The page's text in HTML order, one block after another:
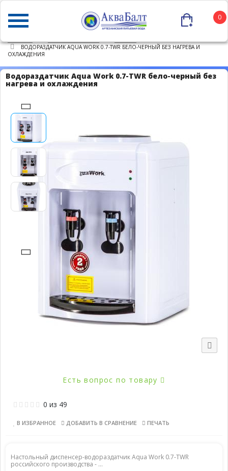
0
ВОДОРАЗДАТЧИК AQUA WORK 0.7-TWR БЕЛО-ЧЕРНЫЙ БЕЗ НАГРЕВА И
ОХЛАЖДЕНИЯ
Водораздатчик Aqua Work 0.7-TWR бело-черный без
нагрева и охлаждения
Есть вопрос по товару
0 из 49
В ИЗБРАННОЕ ДОБАВИТЬ В СРАВНЕНИЕ ПЕЧАТЬ
Настольный диспенсер-водораздатчик Aqua Work 0.7-TWR
российского производства - ...